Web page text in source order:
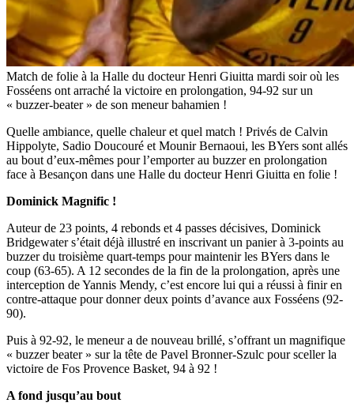
Match de folie à la Halle du docteur Henri Giuitta mardi soir où les
Fosséens ont arraché la victoire en prolongation, 94-92 sur un
« buzzer-beater » de son meneur bahamien !
Quelle ambiance, quelle chaleur et quel match ! Privés de Calvin
Hippolyte, Sadio Doucouré et Mounir Bernaoui, les BYers sont allés
au bout d’eux-mêmes pour l’emporter au buzzer en prolongation
face à Besançon dans une Halle du docteur Henri Giuitta en folie !
Dominick Magnific !
Auteur de 23 points, 4 rebonds et 4 passes décisives, Dominick
Bridgewater s’était déjà illustré en inscrivant un panier à 3-points au
buzzer du troisième quart-temps pour maintenir les BYers dans le
coup (63-65). A 12 secondes de la fin de la prolongation, après une
interception de Yannis Mendy, c’est encore lui qui a réussi à finir en
contre-attaque pour donner deux points d’avance aux Fosséens (92-
90).
Puis à 92-92, le meneur a de nouveau brillé, s’offrant un magnifique
« buzzer beater » sur la tête de Pavel Bronner-Szulc pour sceller la
victoire de Fos Provence Basket, 94 à 92 !
A fond jusqu’au bout